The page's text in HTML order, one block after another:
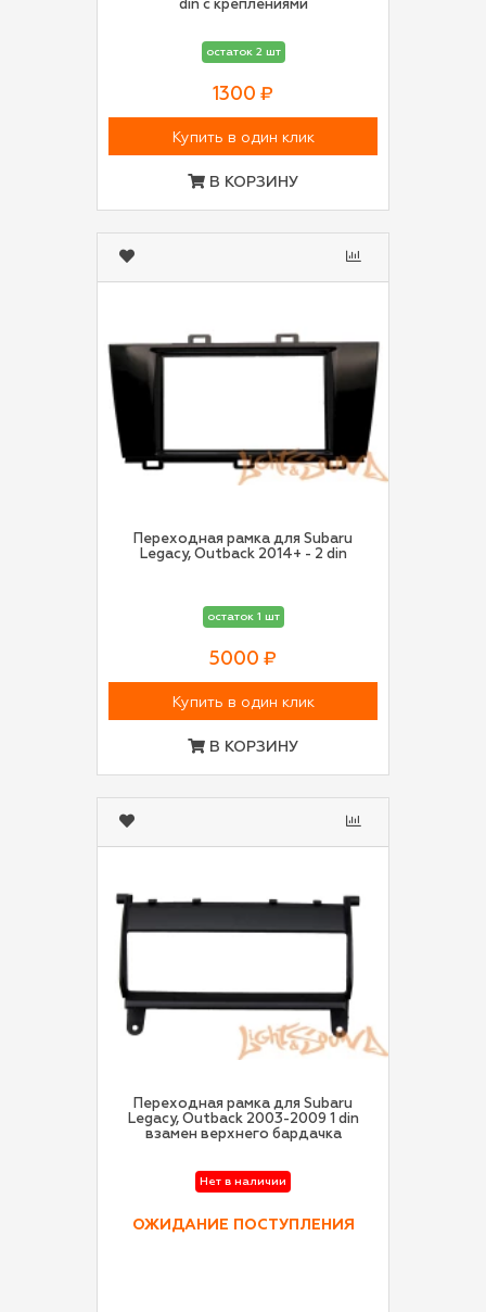
din с креплениями
остаток 2 шт
1300 ₽
Купить в один клик
В КОРЗИНУ
Переходная рамка для Subaru
Legacy, Outback 2014+ - 2 din
остаток 1 шт
5000 ₽
Купить в один клик
В КОРЗИНУ
Переходная рамка для Subaru
Legacy, Outback 2003-2009 1 din
взамен верхнего бардачка
Нет в наличии
ОЖИДАНИЕ ПОСТУПЛЕНИЯ